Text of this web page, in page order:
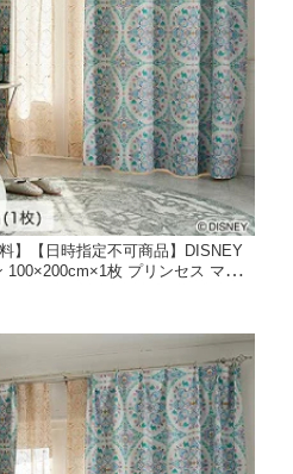
】【日時指定不可商品】DISNEY
100×200cm×1枚 プリンセス マジ
ーテン レース 洗える 1枚入 おし
#ディズニー